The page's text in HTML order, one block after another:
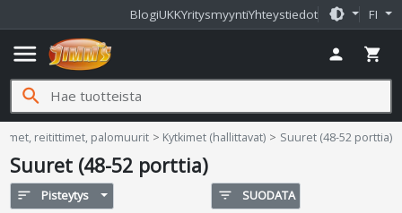
BlogiUKKYritysmyyntiYhteystiedot brightness_medium FI
menu person shopping_cart
search
reitittimet, palomuurit Kytkimet (hallittavat) Suuret (48-52 porttia)
Suuret (48-52 porttia)
sort Pisteytys filter_list SUODATA